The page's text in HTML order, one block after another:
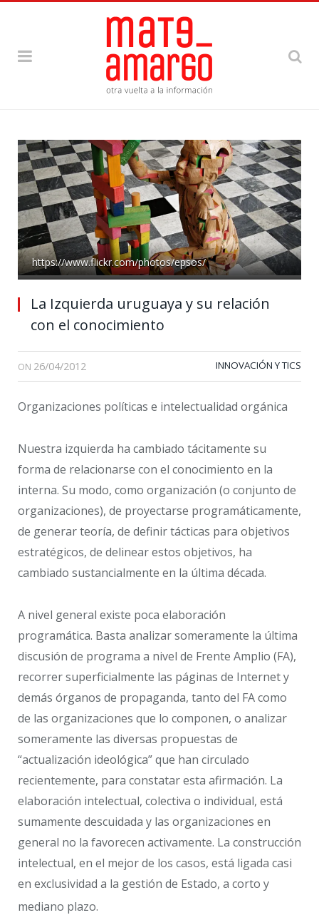
https://www.flickr.com/photos/epsos/
La Izquierda uruguaya y su relación
con el conocimiento
ON 26/04/2012 INNOVACIÓN Y TICS
Organizaciones políticas e intelectualidad orgánica
Nuestra izquierda ha cambiado tácitamente su
forma de relacionarse con el conocimiento en la
interna. Su modo, como organización (o conjunto de
organizaciones), de proyectarse programáticamente,
de generar teoría, de definir tácticas para objetivos
estratégicos, de delinear estos objetivos, ha
cambiado sustancialmente en la última década.
A nivel general existe poca elaboración
programática. Basta analizar someramente la última
discusión de programa a nivel de Frente Amplio (FA),
recorrer superficialmente las páginas de Internet y
demás órganos de propaganda, tanto del FA como
de las organizaciones que lo componen, o analizar
someramente las diversas propuestas de
“actualización ideológica” que han circulado
recientemente, para constatar esta afirmación. La
elaboración intelectual, colectiva o individual, está
sumamente descuidada y las organizaciones en
general no la favorecen activamente. La construcción
intelectual, en el mejor de los casos, está ligada casi
en exclusividad a la gestión de Estado, a corto y
mediano plazo.